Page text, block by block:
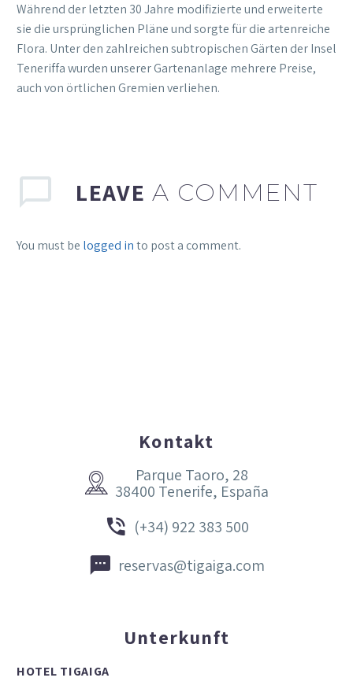
Während der letzten 30 Jahre modifizierte und erweiterte
sie die ursprünglichen Pläne und sorgte für die artenreiche
Flora. Unter den zahlreichen subtropischen Gärten der Insel
Teneriffa wurden unserer Gartenanlage mehrere Preise,
auch von örtlichen Gremien verliehen.
LEAVE A COMMENT
You must be logged into post a comment.
Kontakt


Parque Taoro, 28
38400 Tenerife, España

 (+34) 922 383 500

 reservas@tigaiga.com
Unterkunft
HOTEL TIGAIGA